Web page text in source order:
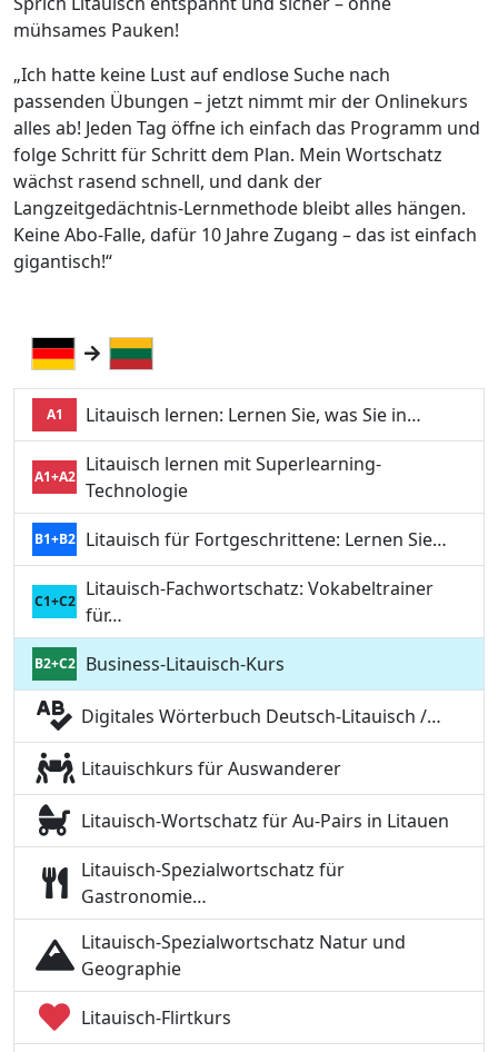
mühsames Pauken!
„Ich hatte keine Lust auf endlose Suche nach
passenden Übungen – jetzt nimmt mir der Onlinekurs
alles ab! Jeden Tag öffne ich einfach das Programm und
folge Schritt für Schritt dem Plan. Mein Wortschatz
wächst rasend schnell, und dank der
Langzeitgedächtnis-Lernmethode bleibt alles hängen.
Keine Abo-Falle, dafür 10 Jahre Zugang – das ist einfach
gigantisch!“
A1 Litauisch lernen: Lernen Sie, was Sie in…
A1+A2
Litauisch lernen mit Superlearning-
Technologie
B1+B2 Litauisch für Fortgeschrittene: Lernen Sie…
C1+C2
Litauisch-Fachwortschatz: Vokabeltrainer
für…
B2+C2 Business-Litauisch-Kurs
Digitales Wörterbuch Deutsch-Litauisch /…
Litauischkurs für Auswanderer
Litauisch-Wortschatz für Au-Pairs in Litauen
Litauisch-Spezialwortschatz für
Gastronomie…
Litauisch-Spezialwortschatz Natur und
Geographie
Litauisch-Flirtkurs